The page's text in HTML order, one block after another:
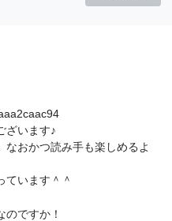
ざいます♪
なおかつ読み手も楽しめるよ
ています＾＾
のですか！